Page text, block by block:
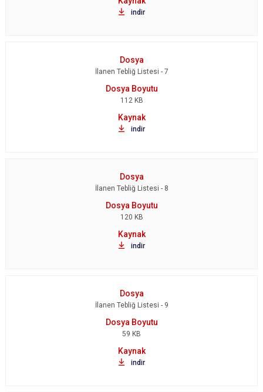
indir
İlanen Tebliğ Listesi - 7
112 KB
indir
İlanen Tebliğ Listesi - 8
120 KB
indir
İlanen Tebliğ Listesi - 9
59 KB
indir